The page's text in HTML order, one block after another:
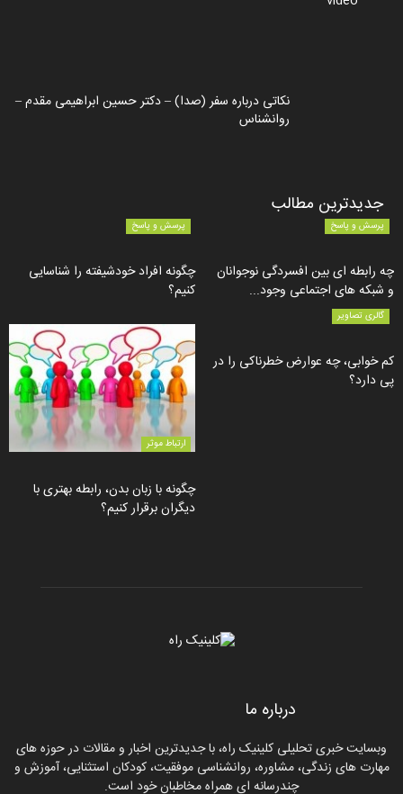
نکاتی درباره سفر (صدا) – دکتر حسین ابراهیمی مقدم –
روانشناس
جدیدترین مطالب
پرسش و پاسخ
چگونه افراد خودشیفته را شناسایی
کنیم؟
پرسش و پاسخ
چه رابطه ای بین افسردگی نوجوانان
و شبکه های اجتماعی وجود...
ارتباط موثر
چگونه با زبان بدن، رابطه بهتری با
دیگران برقرار کنیم؟
گالری تصاویر
کم خوابی، چه عوارض خطرناکی را در
پی دارد؟
درباره ما
وبسایت خبری تحلیلی کلینیک راه، با جدیدترین اخبار و مقالات در حوزه های
مهارت های زندگی، مشاوره، روانشناسی موفقیت، کودکان استثنایی، آموزش و
چندرسانه ای همراه مخاطبان خود است.